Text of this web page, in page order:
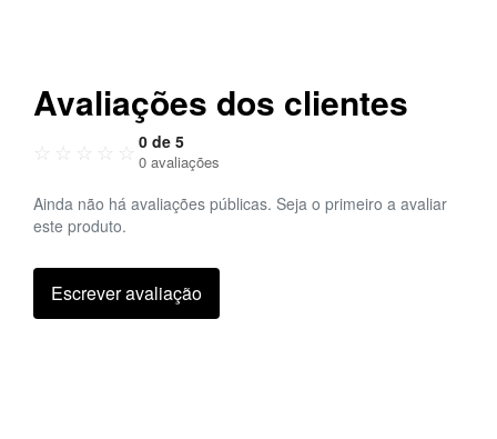
Avaliações dos clientes
☆ ☆ ☆ ☆ ☆ 0 de 5
0 avaliações
Ainda não há avaliações públicas. Seja o primeiro a avaliar
este produto.
Escrever avaliação